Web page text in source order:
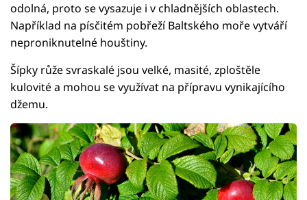
odolná, proto se vysazuje i v chladnějších oblastech.
Například na písčitém pobřeží Baltského moře vytváří
neproniknutelné houštiny.
Šípky růže svraskalé jsou velké, masité, zploštěle
kulovité a mohou se využívat na přípravu vynikajícího
džemu.